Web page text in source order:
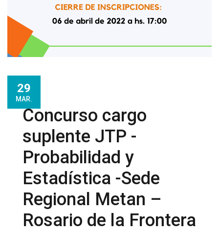
29
MAR.
Concurso cargo
suplente JTP -
Probabilidad y
Estadística -Sede
Regional Metan –
Rosario de la Frontera